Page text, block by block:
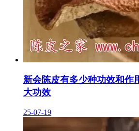
新会陈皮有多少种功效和作
大功效
25-07-19